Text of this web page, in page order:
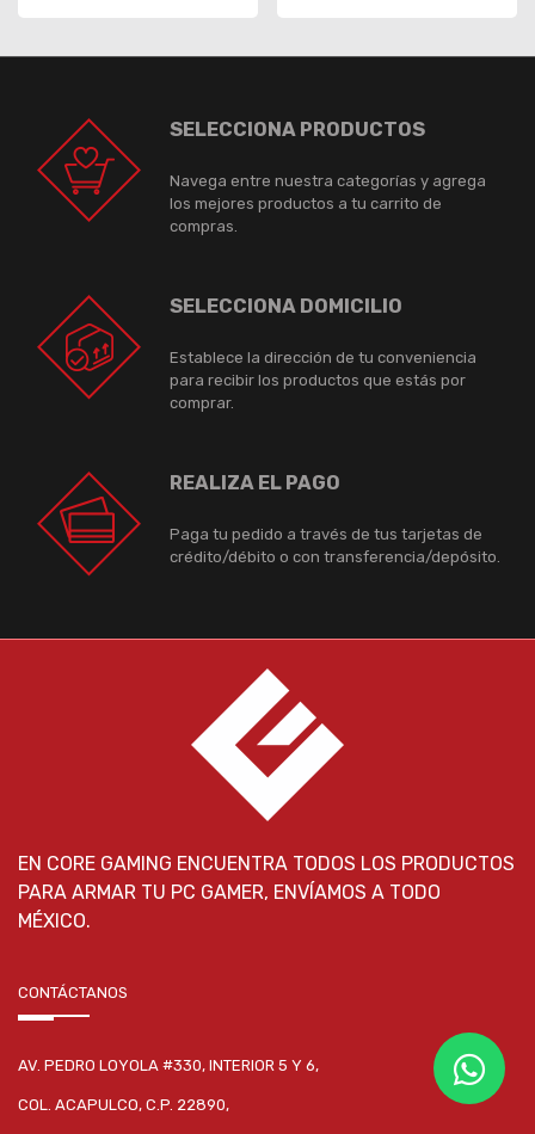
SELECCIONA PRODUCTOS
Navega entre nuestra categorías y agrega
los mejores productos a tu carrito de
compras.
SELECCIONA DOMICILIO
Establece la dirección de tu conveniencia
para recibir los productos que estás por
comprar.
REALIZA EL PAGO
Paga tu pedido a través de tus tarjetas de
crédito/débito o con transferencia/depósito.
EN CORE GAMING ENCUENTRA TODOS LOS PRODUCTOS
PARA ARMAR TU PC GAMER, ENVÍAMOS A TODO
MÉXICO.
CONTÁCTANOS
AV. PEDRO LOYOLA #330, INTERIOR 5 Y 6,
COL. ACAPULCO, C.P. 22890,